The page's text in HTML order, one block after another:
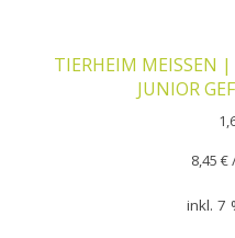
TIERHEIM MEISSEN
JUNIOR
8,45€
inkl. 7